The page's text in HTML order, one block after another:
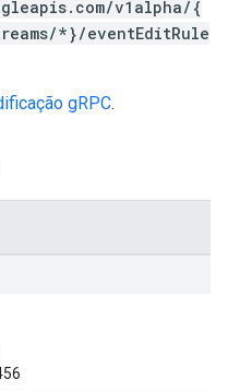
v1alpha/{
*}/eventEditRule
gRPC.